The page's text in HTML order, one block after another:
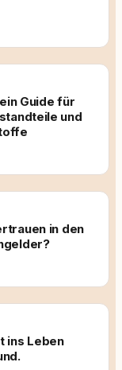
Guide für
und
in den
ins Leben